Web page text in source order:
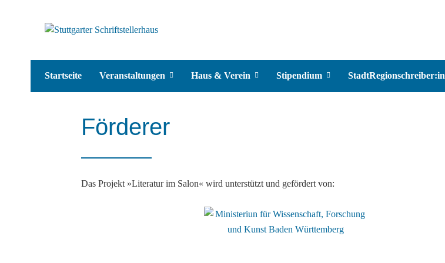
Startseite Veranstaltungen Haus & Verein Stipendium StadtRegionschreiber:in
Förderer
Das Projekt »Literatur im Salon« wird unterstützt und gefördert von: